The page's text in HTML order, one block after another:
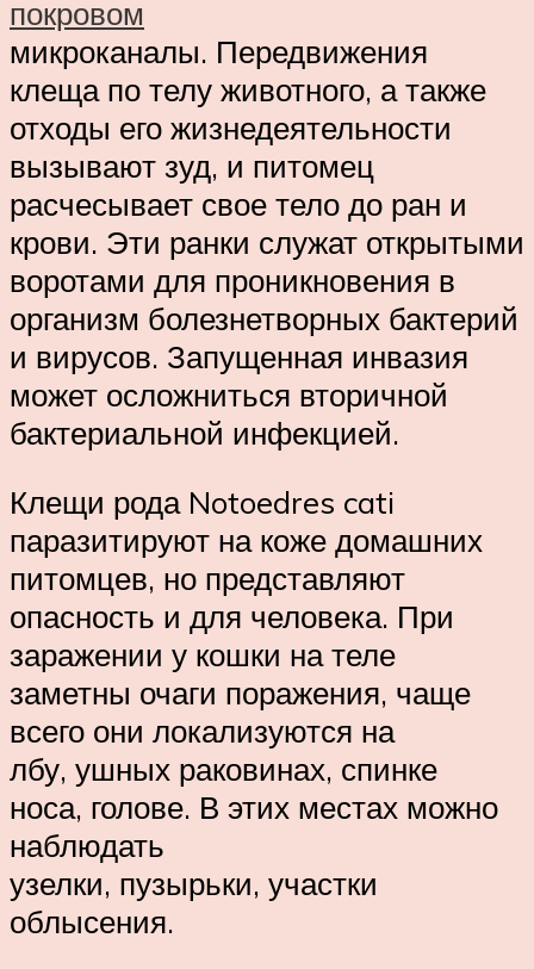
покровом
микроканалы. Передвижения
клеща по телу животного, а также
отходы его жизнедеятельности
вызывают зуд, и питомец
расчесывает свое тело до ран и
крови. Эти ранки служат открытыми
воротами для проникновения в
организм болезнетворных бактерий
и вирусов. Запущенная инвазия
может осложниться вторичной
бактериальной инфекцией.
Клещи рода Notoedres cati
паразитируют на коже домашних
питомцев, но представляют
опасность и для человека. При
заражении у кошки на теле
заметны очаги поражения, чаще
всего они локализуются на
лбу, ушных раковинах, спинке
носа, голове. В этих местах можно
наблюдать
узелки, пузырьки, участки
облысения.